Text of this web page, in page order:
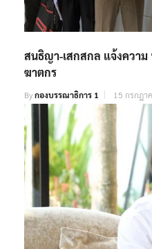
สนธิญา-เสกสกล แจ้งความ
ฆาตกร
Byกองบรรณาธิการ 1 15 กรกฎา